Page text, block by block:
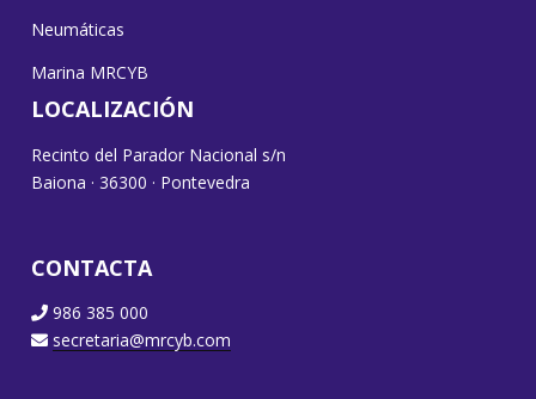
Neumáticas
Marina MRCYB
LOCALIZACIÓN
Recinto del Parador Nacional s/n
Baiona · 36300 · Pontevedra
CONTACTA
986 385 000
secretaria@mrcyb.com